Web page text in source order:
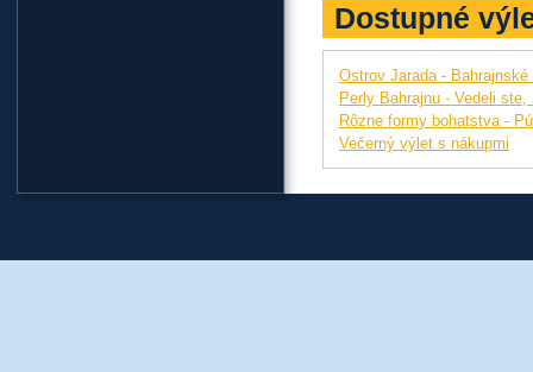
Dostupné
Ostrov Jarada -
Perly Bahrajnu - Vedeli ste,
Rôzne formy bohatstva -
Večerný výlet s nákupmi